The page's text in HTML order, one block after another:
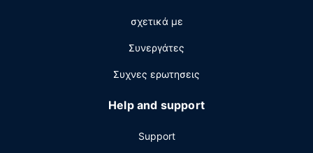
σχετικά με
Συνεργάτες
Συχνες ερωτησεις
Help and support
Support